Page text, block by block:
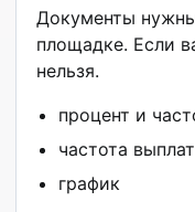
Документы
площадке. Если
нельзя.
процент и
частота выплат
график